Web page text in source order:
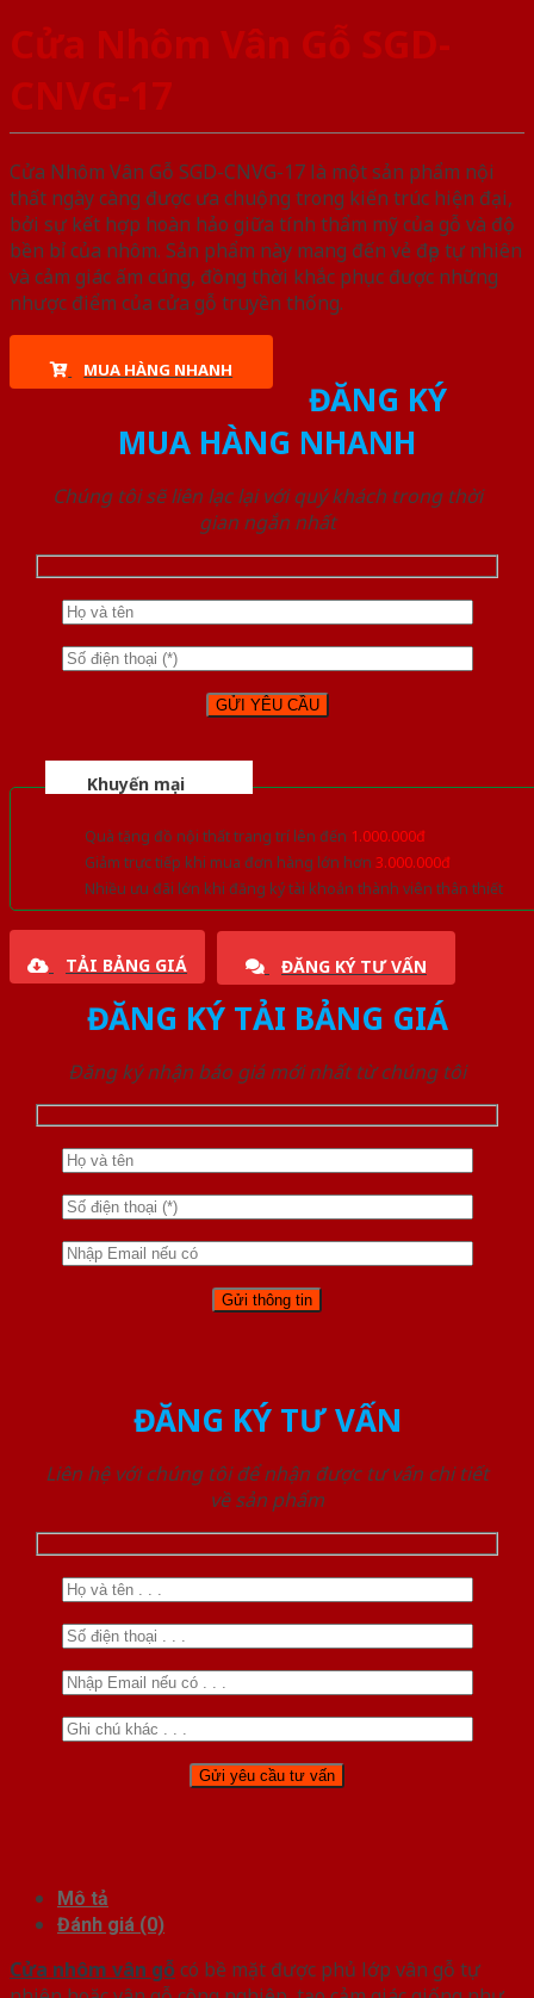
Cửa Nhôm Vân Gỗ SGD-
CNVG-17
Cửa Nhôm Vân Gỗ SGD-CNVG-17 là một sản phẩm nội
thất ngày càng được ưa chuộng trong kiến trúc hiện đại,
bởi sự kết hợp hoàn hảo giữa tính thẩm mỹ của gỗ và độ
bền bỉ của nhôm. Sản phẩm này mang đến vẻ đẹp tự nhiên
và cảm giác ấm cúng, đồng thời khắc phục được những
nhược điểm của cửa gỗ truyền thống.
MUA HÀNG NHANH
ĐĂNG KÝ
MUA HÀNG NHANH
Chúng tôi sẽ liên lạc lại với quý khách trong thời
gian ngắn nhất
Khuyến mại
Quà tặng đồ nội thất trang trí lên đến 1.000.000đ
Giảm trực tiếp khi mua đơn hàng lớn hơn 3.000.000đ
Nhiều ưu đãi lớn khi đăng ký tài khoản thành viên thân thiết
TẢI BẢNG GIÁ ĐĂNG KÝ TƯ VẤN
ĐĂNG KÝ TẢI BẢNG GIÁ
Đăng ký nhận báo giá mới nhất từ chúng tôi
ĐĂNG KÝ TƯ VẤN
Liên hệ với chúng tôi để nhận được tư vấn chi tiết
về sản phẩm
Mô tả
Đánh giá (0)
Cửa nhôm vân gỗcó bề mặt được phủ lớp vân gỗ tự